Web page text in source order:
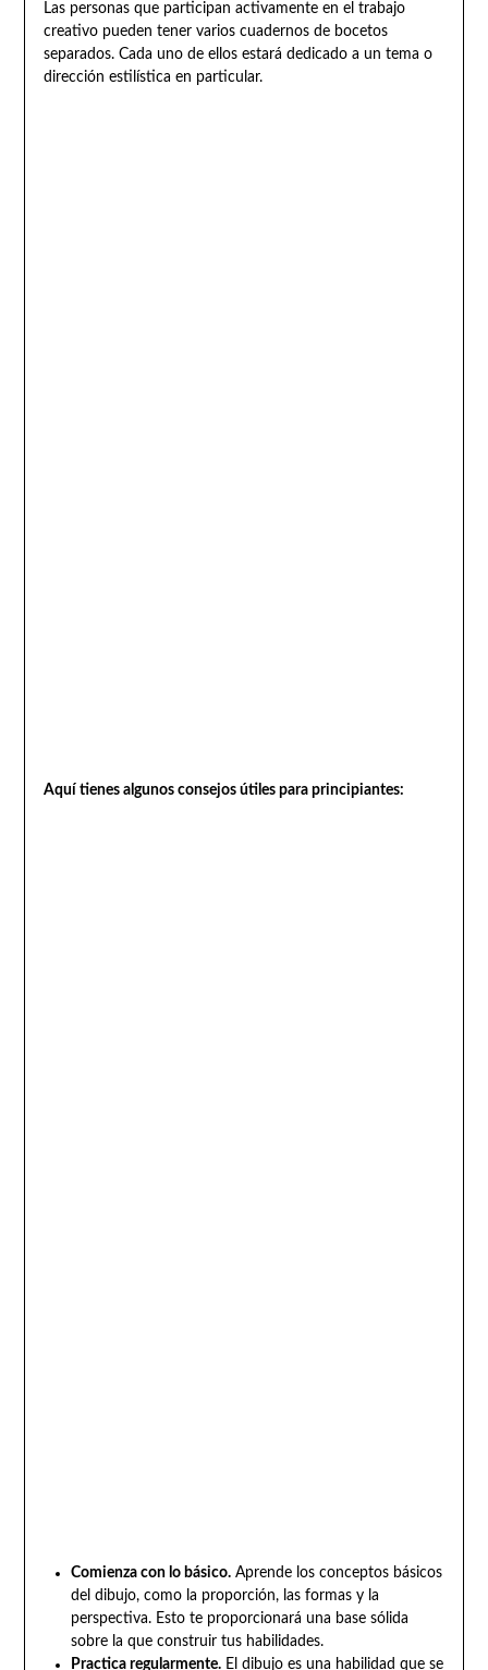
Las personas que participan activamente en el trabajo
creativo pueden tener varios cuadernos de bocetos
separados. Cada uno de ellos estará dedicado a un tema o
dirección estilística en particular.
Aquí tienes algunos consejos útiles para principiantes:
Comienza con lo básico.Aprende los conceptos básicos
del dibujo, como la proporción, las formas y la
perspectiva. Esto te proporcionará una base sólida
sobre la que construir tus habilidades.
Practica regularmente.El dibujo es una habilidad que se